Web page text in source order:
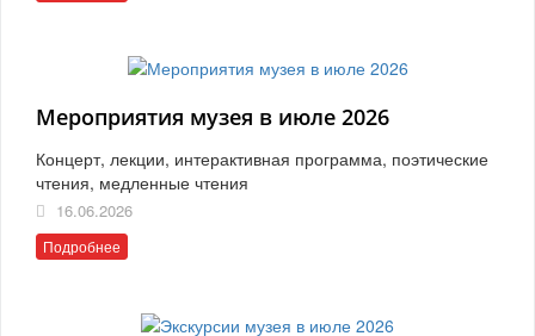
Мероприятия музея в июле 2026
Концерт, лекции, интерактивная программа, поэтические
чтения, медленные чтения
16.06.2026
Подробнее